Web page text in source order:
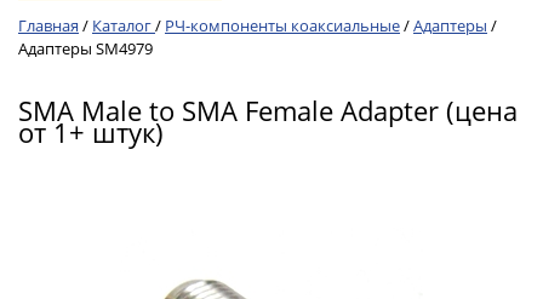
Главная / Каталог/ РЧ-компоненты коаксиальные/Адаптеры /
Адаптеры SM4979
SMA Male to SMA Female Adapter (цена
от 1+ штук)